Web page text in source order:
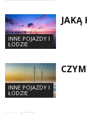
INNE POJAZDY I
ŁODZIE
JAKĄ
INNE POJAZDY I
ŁODZIE